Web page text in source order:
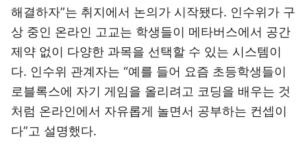
해결하자”는 취지에서 논의가 시작됐다. 인수위가 구
상 중인 온라인 고교는 학생들이 메타버스에서 공간
제약 없이 다양한 과목을 선택할 수 있는 시스템이
다. 인수위 관계자는 “예를 들어 요즘 초등학생들이
로블록스에 자기 게임을 올리려고 코딩을 배우는 것
처럼 온라인에서 자유롭게 놀면서 공부하는 컨셉이
다”고 설명했다.